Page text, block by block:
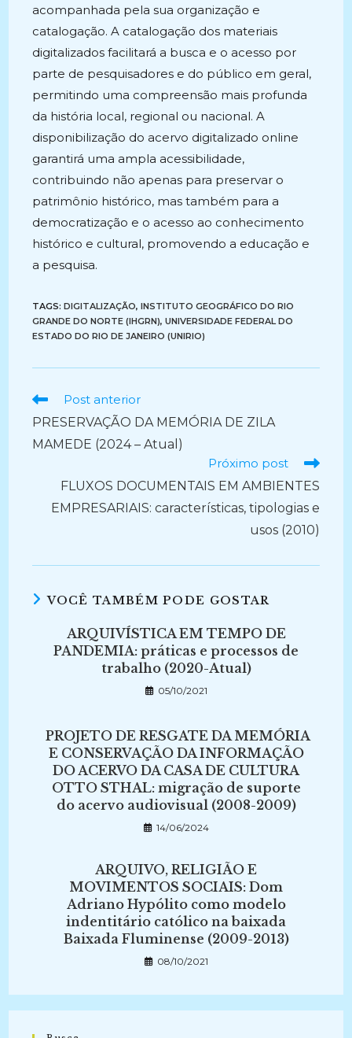
acompanhada pela sua organização e
catalogação. A catalogação dos materiais
digitalizados facilitará a busca e o acesso por
parte de pesquisadores e do público em geral,
permitindo uma compreensão mais profunda
da história local, regional ou nacional. A
disponibilização do acervo digitalizado online
garantirá uma ampla acessibilidade,
contribuindo não apenas para preservar o
patrimônio histórico, mas também para a
democratização e o acesso ao conhecimento
histórico e cultural, promovendo a educação e
a pesquisa.
TAGS:DIGITALIZAÇÃO, INSTITUTO GEOGRÁFICO DO RIO
GRANDE DO NORTE (IHGRN), UNIVERSIDADE FEDERAL DO
ESTADO DO RIO DE JANEIRO (UNIRIO)
Ler
artigos
Post anterior
PRESERVAÇÃO DA MEMÓRIA DE ZILA
MAMEDE (2024 – Atual)
Próximo post
FLUXOS DOCUMENTAIS EM AMBIENTES
EMPRESARIAIS: características, tipologias e
usos (2010)
VOCÊ TAMBÉM PODE GOSTAR
ARQUIVÍSTICA EM TEMPO DE
PANDEMIA: práticas e processos de
trabalho (2020-Atual)
05/10/2021
PROJETO DE RESGATE DA MEMÓRIA
E CONSERVAÇÃO DA INFORMAÇÃO
DO ACERVO DA CASA DE CULTURA
OTTO STHAL: migração de suporte
do acervo audiovisual (2008-2009)
14/06/2024
ARQUIVO, RELIGIÃO E
MOVIMENTOS SOCIAIS: Dom
Adriano Hypólito como modelo
indentitário católico na baixada
Baixada Fluminense (2009-2013)
08/10/2021